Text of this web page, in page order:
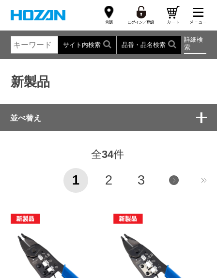
サイト内検索 品番・品名検索
詳細検
索
新製品
並べ替え
全34件
1 2 3